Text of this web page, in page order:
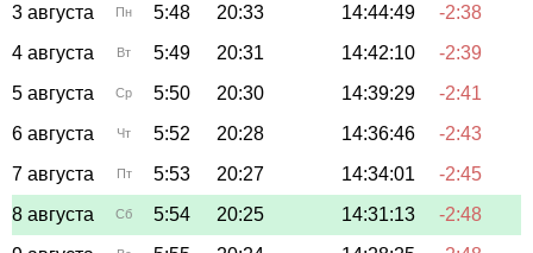
3 августа
Пн 5:48 20:33 14:44:49
-2:38
4 августа
Вт 5:49 20:31 14:42:10
-2:39
5 августа
Ср 5:50 20:30 14:39:29
-2:41
6 августа
Чт 5:52 20:28 14:36:46
-2:43
7 августа
Пт 5:53 20:27 14:34:01
-2:45
8 августа
Сб 5:54 20:25 14:31:13
-2:48